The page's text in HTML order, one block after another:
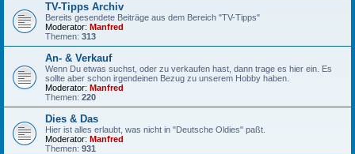
TV-Tipps Archiv
Bereits gesendete Beiträge aus dem Bereich "TV-Tipps"
Moderator: Manfred
Themen: 313
An- & Verkauf
Wenn Du etwas suchst, oder zu verkaufen hast, dann trage es hier ein. Es
sollte aber schon irgendeinen Bezug zu unserem Hobby haben.
Moderator: Manfred
Themen: 220
Dies & Das
Hier ist alles erlaubt, was nicht in "Deutsche Oldies" paßt.
Moderator: Manfred
Themen: 931